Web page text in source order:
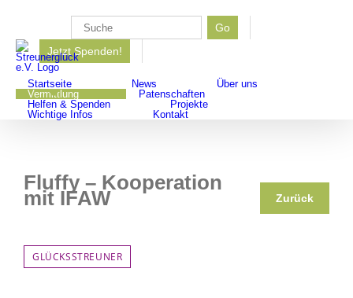
springen
nach:
Go
Jetzt Spenden!
Startseite News
Über uns
Vermittlung
Patenschaften
Helfen & Spenden
Projekte
Wichtige Infos
Kontakt
Fluffy – Kooperation
mit IFAW Zurück
GLÜCKSSTREUNER